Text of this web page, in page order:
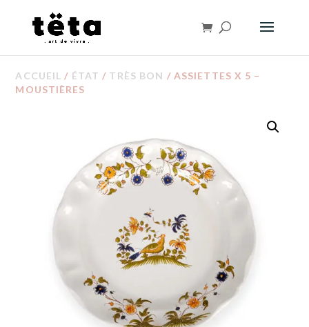
ACCUEIL / ÉTAT / TRÈS BON / ASSIETTES X 5 –
MOUSTIÈRES